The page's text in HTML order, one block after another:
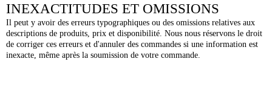
INEXACTITUDES ET OMISSIONS
Il peut y avoir des erreurs typographiques ou des omissions relatives aux
descriptions de produits, prix et disponibilité. Nous nous réservons le droit
de corriger ces erreurs et d'annuler des commandes si une information est
inexacte, même après la soumission de votre commande.